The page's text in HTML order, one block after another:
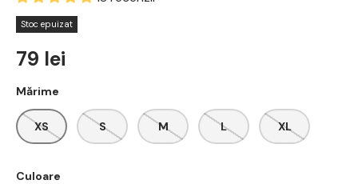
Stoc epuizat
Regular price
79 lei
Mărime
XS S M L XL
Culoare